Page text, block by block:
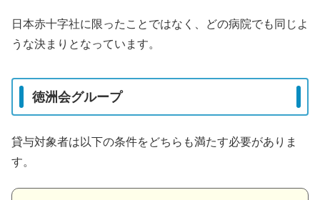
日本赤十字社に限ったことではなく、どの病院でも同じよ
うな決まりとなっています。
徳洲会グループ
貸与対象者は以下の条件をどちらも満たす必要がありま
す。